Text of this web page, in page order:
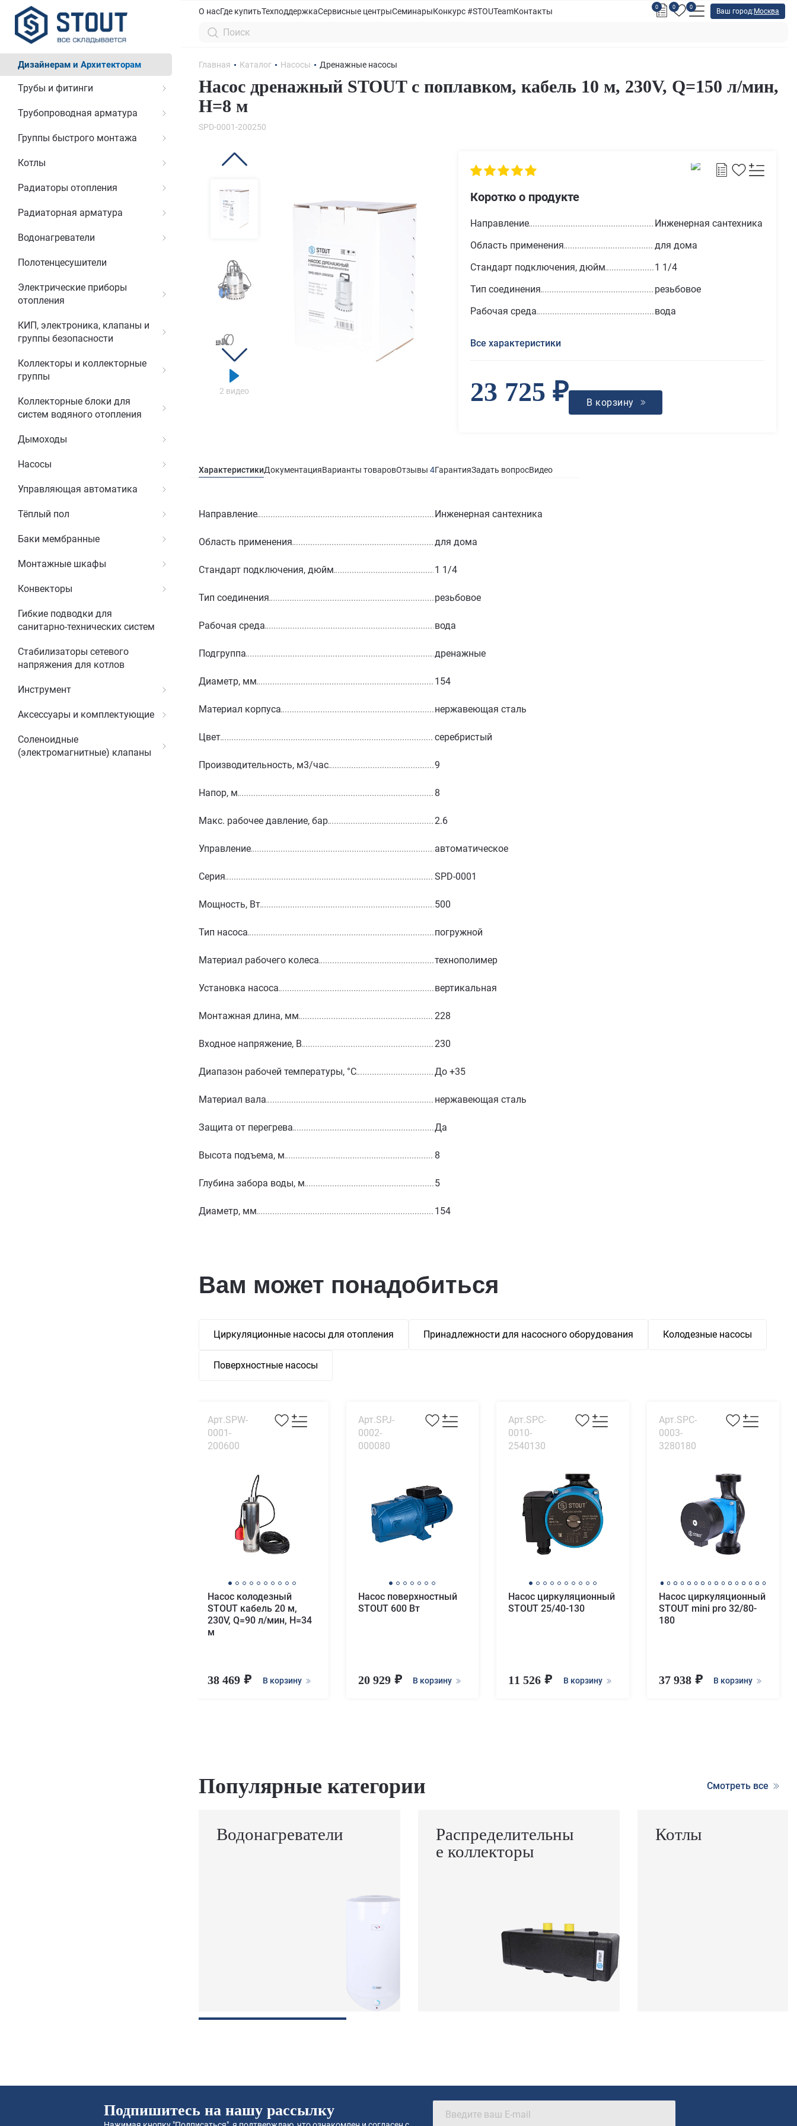
Дизайнерам и Архитекторам
Трубы и фитинги
Трубопроводная арматура
Группы быстрого монтажа
Котлы
Радиаторы отопления
Радиаторная арматура
Водонагреватели
Полотенцесушители
Электрические приборы
отопления
КИП, электроника, клапаны и
группы безопасности
Коллекторы и коллекторные
группы
Коллекторные блоки для
систем водяного отопления
Дымоходы
Насосы
Управляющая автоматика
Тёплый пол
Баки мембранные
Монтажные шкафы
Конвекторы
Гибкие подводки для
санитарно-технических систем
Стабилизаторы сетевого
напряжения для котлов
Инструмент
Аксессуары и комплектующие
Соленоидные
(электромагнитные) клапаны
О насГде купитьТехподдержкаСервисные центрыСеминарыКонкурс #STOUTeamКонтакты 0 0 0
Ваш город: Москва
Главная Каталог Насосы Дренажные насосы
Насос дренажный STOUT с поплавком, кабель 10 м, 230V, Q=150 л/мин,
H=8 м
SPD-0001-200250
2 видео
Коротко о продукте
Направление
Инженерная сантехника
Область применения
для дома
Стандарт подключения, дюйм
1 1/4
Тип соединения
резьбовое
Рабочая среда
вода
Все характеристики
23 725 ₽ В корзину
ХарактеристикиДокументацияВарианты товаровОтзывы 4ГарантияЗадать вопросВидео
Направление Инженерная сантехника
Область применения для дома
Стандарт подключения, дюйм 1 1/4
Тип соединения резьбовое
Рабочая среда вода
Подгруппа дренажные
Диаметр, мм 154
Материал корпуса нержавеющая сталь
Цвет серебристый
Производительность, м3/час 9
Напор, м 8
Макс. рабочее давление, бар 2.6
Управление автоматическое
Серия SPD-0001
Мощность, Вт 500
Тип насоса погружной
Материал рабочего колеса технополимер
Установка насоса вертикальная
Монтажная длина, мм 228
Входное напряжение, В 230
Диапазон рабочей температуры, °С До +35
Материал вала нержавеющая сталь
Защита от перегрева Да
Высота подъема, м 8
Глубина забора воды, м 5
Диаметр, мм 154
Вам может понадобиться
Циркуляционные насосы для отопления Принадлежности для насосного оборудования Колодезные насосы
Поверхностные насосы
Арт.SPW-
0001-
200600
Насос колодезный
STOUT кабель 20 м,
230V, Q=90 л/мин, H=34
м
38 469 В корзину
Арт.SPJ-
0002-
000080
Насос поверхностный
STOUT 600 Вт
20 929 В корзину
Арт.SPC-
0010-
2540130
Насос циркуляционный
STOUT 25/40-130
11 526 В корзину
Арт.SPC-
0003-
3280180
Насос циркуляционный
STOUT mini pro 32/80-
180
37 938 В корзину
Популярные категории Смотреть все
Водонагреватели
Распределительны
е коллекторы
Котлы
Подпишитесь на нашу рассылку